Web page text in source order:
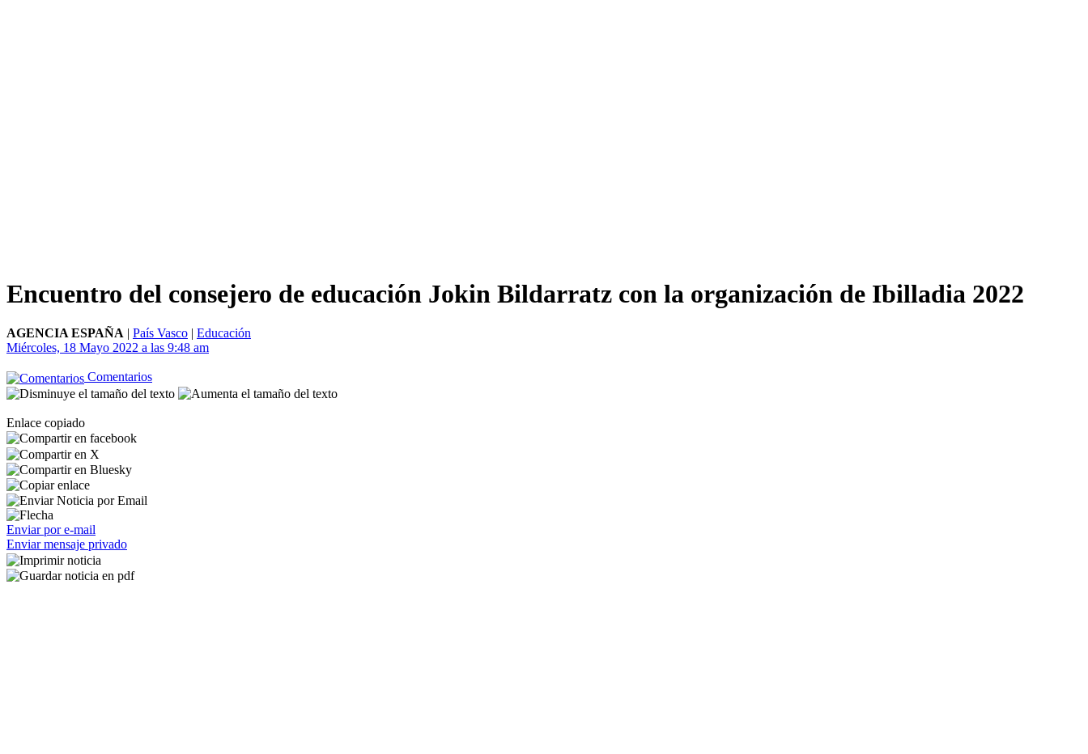
Encuentro del consejero de educación Jokin Bildarratz con la organización de Ibilladia 2022
AGENCIA ESPAÑA | País Vasco | Educación
Miércoles, 18 Mayo 2022 a las 9:48 am
Comentarios
Enlace copiado
Enviar por e-mail
Enviar mensaje privado